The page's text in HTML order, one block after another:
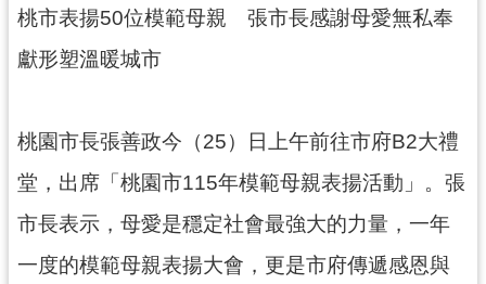
公
服
府
桃市表揚50位模範母親 張市長感謝母愛無私奉
獻形塑溫暖城市
桃園市長張善政今（25）日上午前往市府B2大禮
堂，出席「桃園市115年模範母親表揚活動」。張
市長表示，母愛是穩定社會最強大的力量，一年
一度的模範母親表揚大會，更是市府傳遞感恩與